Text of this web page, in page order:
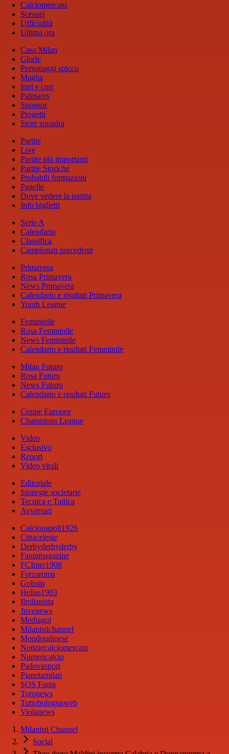
Calciomercato
Scenari
Ufficialità
Ultima ora
Casa Milan
Glorie
Personaggi spicco
Maglia
Inni e cori
Palmares
Sponsor
Progetti
Store squadra
Partite
Live
Partite più importanti
Partite Storiche
Probabili formazioni
Pagelle
Dove vedere la partita
Info biglietti
Serie A
Calendario
Classifica
Campionati precedenti
Primavera
Rosa Primavera
News Primavera
Calendario e risultati Primavera
Youth League
Femminile
Rosa Femminile
News Femminile
Calendario e risultati Femminile
Milan Futuro
Rosa Futuro
News Futuro
Calendario e risultati Futuro
Coppe Europee
Champions League
Video
Esclusivo
Report
Video virali
Editoriale
Strategie societarie
Tecnica e Tattica
Avversari
Calcionapoli1926
Cittaceleste
Derbyderbyderby
Fantamagazine
FCInter1908
Forzaroma
Golssip
Hellas1903
Ilmilanista
Juvenews
Mediagol
Milanistichannel
Mondoudinese
Notiziecalciomercato
Numericalcio
Padovasport
Pianetamilan
SOS Fanta
Toronews
Tuttobolognaweb
Violanews
Milanisti Channel
Social